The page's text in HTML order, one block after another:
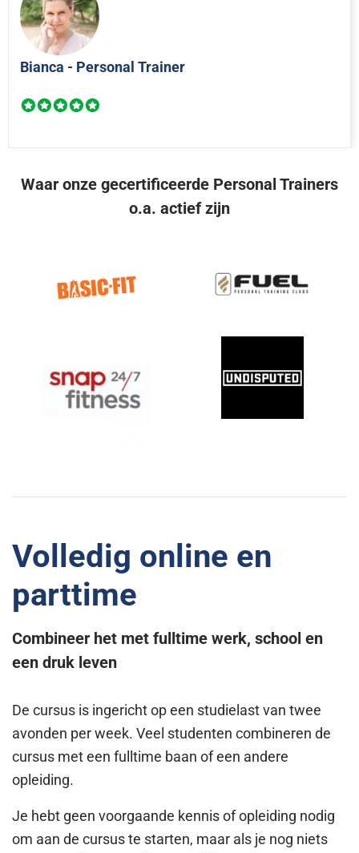
Bianca - Personal Trainer
Waar onze gecertificeerde Personal Trainers
o.a. actief zijn
Volledig online en
parttime
Combineer het met fulltime werk, school en
een druk leven
De cursus is ingericht op een studielast van twee
avonden per week. Veel studenten combineren de
cursus met een fulltime baan of een andere
opleiding.
Je hebt geen voorgaande kennis of opleiding nodig
om aan de cursus te starten, maar als je nog niets